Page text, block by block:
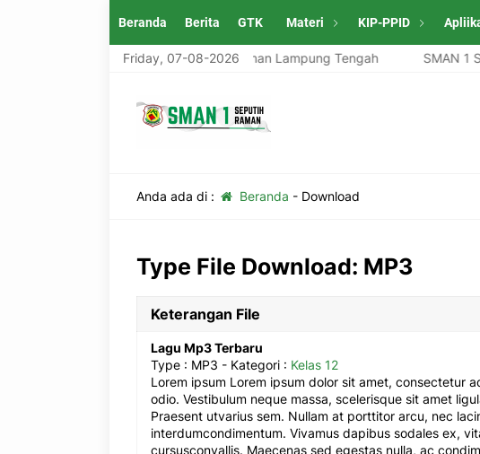
Beranda Berita GTK Materi KIP-PPID
Friday, 07-08-2026
SMAN 1 Seputih Raman Lampung Tengah SMAN 1
Anda ada di : Beranda - Download
Type File Download: MP3
Keterangan File
Lagu Mp3 Terbaru
Type : MP3 - Kategori : Kelas 12
Lorem ipsum Lorem ipsum dolor sit amet, consectetur
odio. Vestibulum neque massa, scelerisque sit amet
Praesent utvarius sem. Nullam at porttitor arcu, nec
interdumcondimentum. Vivamus dapibus sodales ex,
cursusconvallis. Maecenas sed egestas nulla, ac